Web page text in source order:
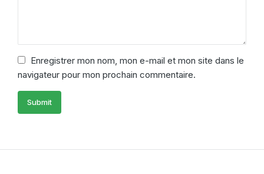
Enregistrer mon nom, mon e-mail et mon site dans le
navigateur pour mon prochain commentaire.
Submit